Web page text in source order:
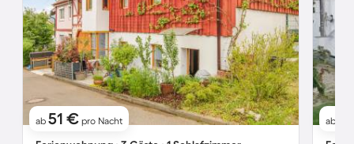
ab 51 € pro Nacht ab